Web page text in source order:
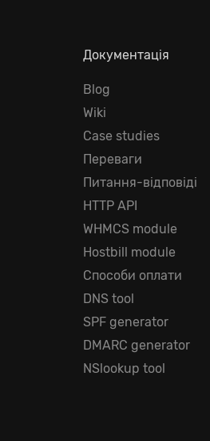
Документація
Blog
Wiki
Case studies
Переваги
Питання-відповіді
HTTP API
WHMCS module
Hostbill module
Способи оплати
DNS tool
SPF generator
DMARC generator
NSlookup tool